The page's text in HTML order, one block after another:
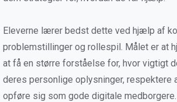
Eleverne lærer bedst dette ved hjælp af
problemstillinger og rollespil. Målet er at
at få en større forståelse for, hvor vigtigt
deres personlige oplysninger, respektere
opføre sig som gode digitale medborgere.